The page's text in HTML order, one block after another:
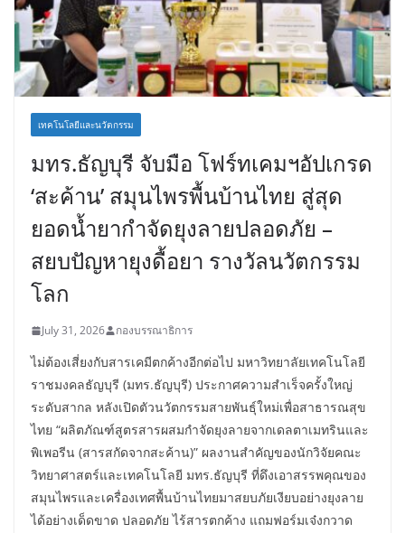
เทคโนโลยีและนวัตกรรม
มทร.ธัญบุรี จับมือ โฟร์ทเคมฯอัปเกรด
‘สะค้าน’ สมุนไพรพื้นบ้านไทย สู่สุด
ยอดน้ำยากำจัดยุงลายปลอดภัย –
สยบปัญหายุงดื้อยา รางวัลนวัตกรรม
โลก
July 31, 2026 กองบรรณาธิการ
ไม่ต้องเสี่ยงกับสารเคมีตกค้างอีกต่อไป มหาวิทยาลัยเทคโนโลยี
ราชมงคลธัญบุรี (มทร.ธัญบุรี) ประกาศความสำเร็จครั้งใหญ่
ระดับสากล หลังเปิดตัวนวัตกรรมสายพันธุ์ใหม่เพื่อสาธารณสุข
ไทย “ผลิตภัณฑ์สูตรสารผสมกำจัดยุงลายจากเดลตาเมทรินและ
พิเพอรีน (สารสกัดจากสะค้าน)” ผลงานสำคัญของนักวิจัยคณะ
วิทยาศาสตร์และเทคโนโลยี มทร.ธัญบุรี ที่ดึงเอาสรรพคุณของ
สมุนไพรและเครื่องเทศพื้นบ้านไทยมาสยบภัยเงียบอย่างยุงลาย
ได้อย่างเด็ดขาด ปลอดภัย ไร้สารตกค้าง แถมฟอร์มเจ๋งกวาด